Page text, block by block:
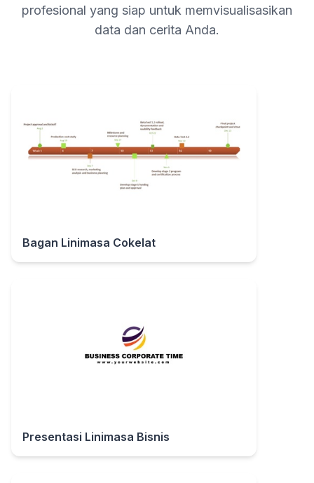
profesional yang siap untuk memvisualisasikan
data dan cerita Anda.
Bagan Linimasa Cokelat
Presentasi Linimasa Bisnis